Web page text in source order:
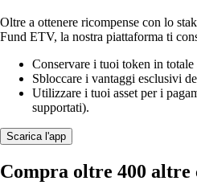
Oltre a ottenere ricompense con lo
Fund ETV, la nostra piattaforma ti
Conservare i tuoi token in totale
Sbloccare i vantaggi esclusivi
Utilizzare i tuoi asset per i
supportati).
Scarica l'app
Compra oltre 400 altre